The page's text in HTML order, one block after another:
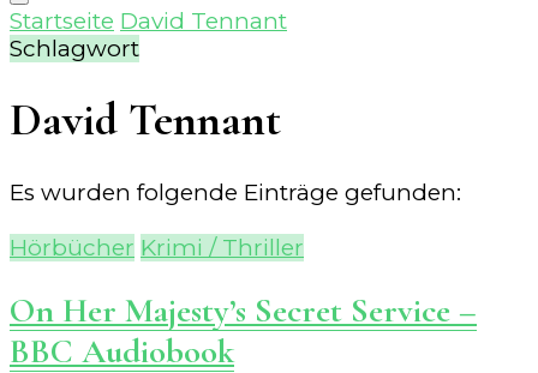
Startseite David Tennant
Schlagwort
David Tennant
Es wurden folgende Einträge gefunden:
Hörbücher Krimi / Thriller
On Her Majesty’s Secret Service –
BBC Audiobook